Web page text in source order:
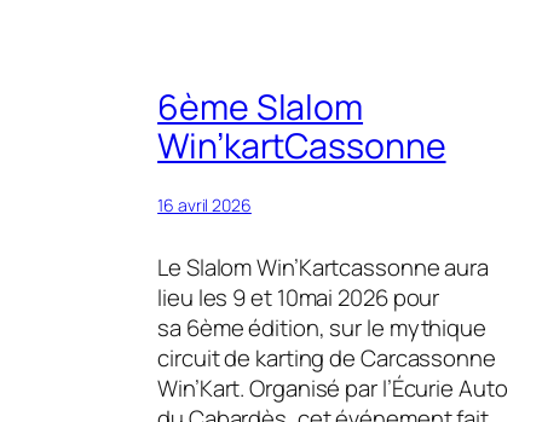
6ème Slalom
Win’kartCassonne
16 avril 2026
Le Slalom Win’Kartcassonne aura
lieu les 9 et 10mai 2026 pour
sa 6ème édition, sur le mythique
circuit de karting de Carcassonne
Win’Kart. Organisé par l’Écurie Auto